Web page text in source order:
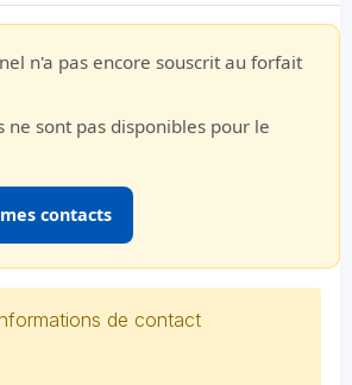
n'a pas encore souscrit au forfait
ne sont pas disponibles pour le
contacts
de contact